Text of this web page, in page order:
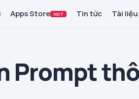
Apps Store HOT Tin tức Tài liệu
Prompt